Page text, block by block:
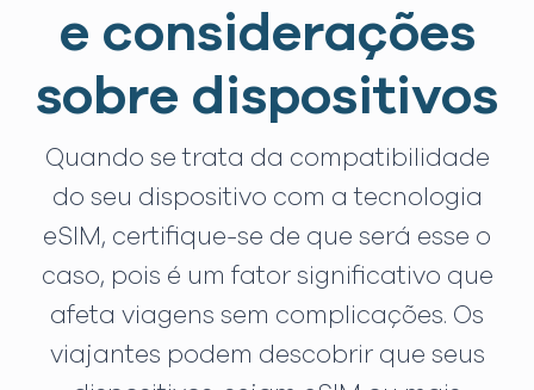
e considerações
sobre dispositivos
Quando se trata da compatibilidade
do seu dispositivo com a tecnologia
eSIM, certifique-se de que será esse o
caso, pois é um fator significativo que
afeta viagens sem complicações. Os
viajantes podem descobrir que seus